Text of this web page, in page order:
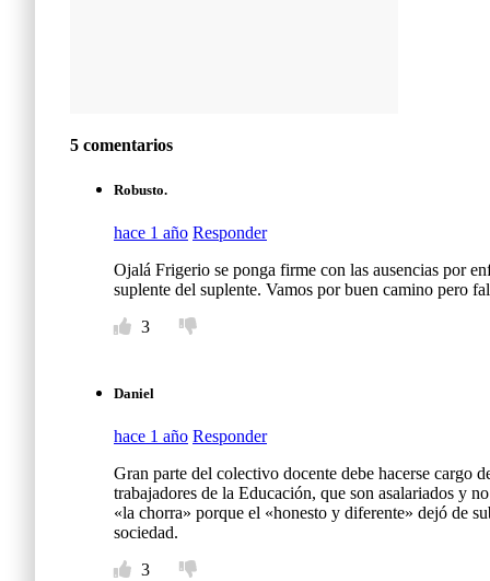
5 comentarios
Robusto.
hace 1 año Responder
Ojalá Frigerio se ponga firme con las ausencias por
suplente del suplente. Vamos por buen camino pero
3
Daniel
hace 1 año Responder
Gran parte del colectivo docente debe hacerse cargo
trabajadores de la Educación, que son asalariados y
«la chorra» porque el «honesto y diferente» dejó de
sociedad.
3